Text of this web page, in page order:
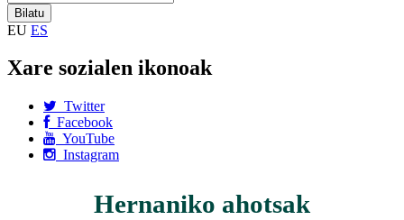
EU ES
Xare sozialen ikonoak
Twitter
Facebook
YouTube
Instagram
Hernaniko ahotsak